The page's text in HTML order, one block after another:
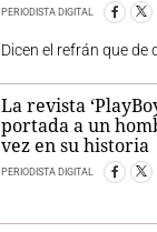
PERIODISTA DIGITAL
Dicen el refrán que de
La revista
portada a un
vez en su historia
PERIODISTA DIGITAL